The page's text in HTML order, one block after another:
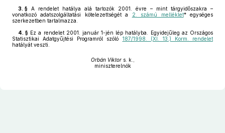
3. § A rendelet hatálya alá tartozók 2001. évre – mint tárgyidőszakra –
vonatkozó adatszolgáltatási kötelezettségét a
2. számú melléklet* egységes
szerkezetben tartalmazza.
4. § Ez a rendelet 2001. január 1-jén lép hatályba. Egyidejűleg az Országos
Statisztikai Adatgyűjtési Programról szóló 187/1998. (XI. 13.) Korm. rendelet
hatályát veszti.
Orbán Viktors. k.,
miniszterelnök